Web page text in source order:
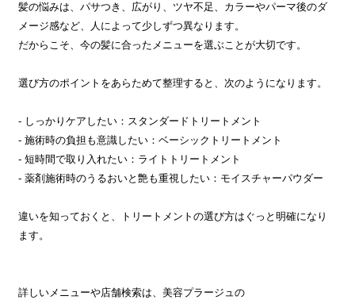
髪の悩みは、パサつき、広がり、ツヤ不足、カラーやパーマ後のダ
メージ感など、人によって少しずつ異なります。
だからこそ、今の髪に合ったメニューを選ぶことが大切です。
選び方のポイントをあらためて整理すると、次のようになります。
- しっかりケアしたい：スタンダードトリートメント
- 施術時の負担も意識したい：ベーシックトリートメント
- 短時間で取り入れたい：ライトトリートメント
- 薬剤施術時のうるおいと艶も重視したい：モイスチャーパウダー
違いを知っておくと、トリートメントの選び方はぐっと明確になり
ます。
詳しいメニューや店舗検索は、美容プラージュの